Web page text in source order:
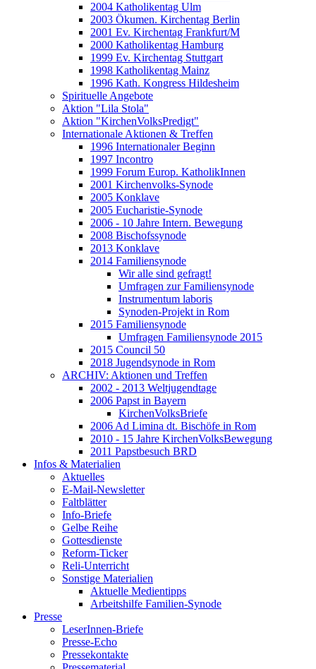
2004 Katholikentag Ulm
2003 Ökumen. Kirchentag Berlin
2001 Ev. Kirchentag Frankfurt/M
2000 Katholikentag Hamburg
1999 Ev. Kirchentag Stuttgart
1998 Katholikentag Mainz
1996 Kath. Kongress Hildesheim
Spirituelle Angebote
Aktion "Lila Stola"
Aktion "KirchenVolksPredigt"
Internationale Aktionen & Treffen
1996 Internationaler Beginn
1997 Incontro
1999 Forum Europ. KatholikInnen
2001 Kirchenvolks-Synode
2005 Konklave
2005 Eucharistie-Synode
2006 - 10 Jahre Intern. Bewegung
2008 Bischofssynode
2013 Konklave
2014 Familiensynode
Wir alle sind gefragt!
Umfragen zur Familiensynode
Instrumentum laboris
Synoden-Projekt in Rom
2015 Familiensynode
Umfragen Familiensynode 2015
2015 Council 50
2018 Jugendsynode in Rom
ARCHIV: Aktionen und Treffen
2002 - 2013 Weltjugendtage
2006 Papst in Bayern
KirchenVolksBriefe
2006 Ad Limina dt. Bischöfe in Rom
2010 - 15 Jahre KirchenVolksBewegung
2011 Papstbesuch BRD
Infos & Materialien
Aktuelles
E-Mail-Newsletter
Faltblätter
Info-Briefe
Gelbe Reihe
Gottesdienste
Reform-Ticker
Reli-Unterricht
Sonstige Materialien
Aktuelle Medientipps
Arbeitshilfe Familien-Synode
Presse
LeserInnen-Briefe
Presse-Echo
Pressekontakte